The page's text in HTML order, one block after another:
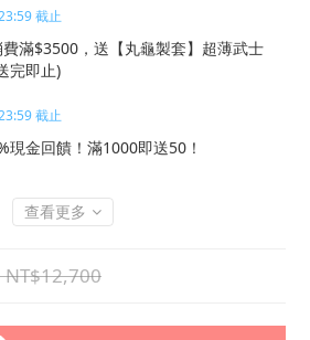
截止
費滿$3500，送【丸龜製套】超薄武士
完即止)
截止
現金回饋！滿1000即送50！
查看更多
NT$12,700